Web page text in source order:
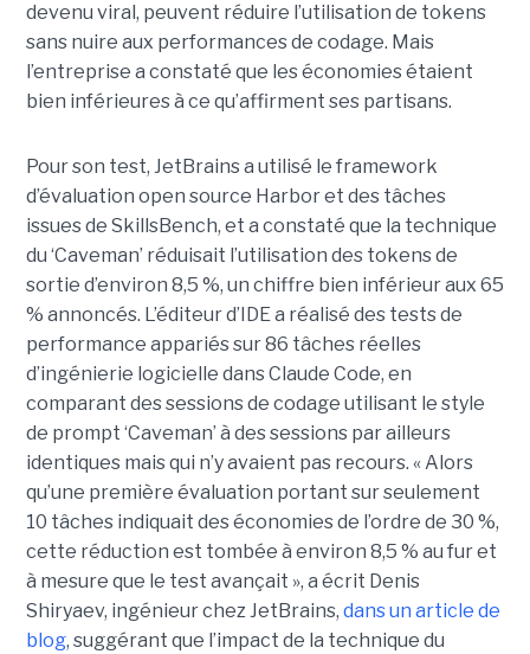
devenu viral, peuvent réduire l’utilisation de tokens
sans nuire aux performances de codage. Mais
l’entreprise a constaté que les économies étaient
bien inférieures à ce qu’affirment ses partisans.
Pour son test, JetBrains a utilisé le framework
d’évaluation open source Harbor et des tâches
issues de SkillsBench, et a constaté que la technique
du ‘Caveman’ réduisait l’utilisation des tokens de
sortie d’environ 8,5 %, un chiffre bien inférieur aux 65
% annoncés. L’éditeur d’IDE a réalisé des tests de
performance appariés sur 86 tâches réelles
d’ingénierie logicielle dans Claude Code, en
comparant des sessions de codage utilisant le style
de prompt ‘Caveman’ à des sessions par ailleurs
identiques mais qui n’y avaient pas recours. « Alors
qu’une première évaluation portant sur seulement
10 tâches indiquait des économies de l’ordre de 30 %,
cette réduction est tombée à environ 8,5 % au fur et
à mesure que le test avançait », a écrit Denis
Shiryaev, ingénieur chez JetBrains, dans un article de
blog, suggérant que l’impact de la technique du